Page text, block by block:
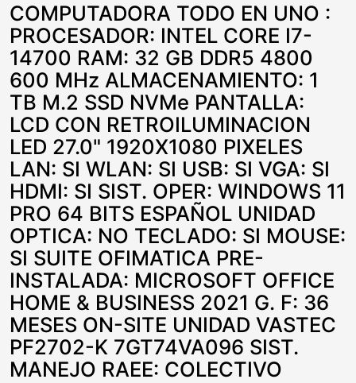
COMPUTADORA TODO EN UNO :
PROCESADOR: INTEL CORE I7-
14700 RAM: 32 GB DDR5 4800
600 MHz ALMACENAMIENTO: 1
TB M.2 SSD NVMe PANTALLA:
LCD CON RETROILUMINACION
LED 27.0" 1920X1080 PIXELES
LAN: SI WLAN: SI USB: SI VGA: SI
HDMI: SI SIST. OPER: WINDOWS 11
PRO 64 BITS ESPAÑOL UNIDAD
OPTICA: NO TECLADO: SI MOUSE:
SI SUITE OFIMATICA PRE-
INSTALADA: MICROSOFT OFFICE
HOME & BUSINESS 2021 G. F: 36
MESES ON-SITE UNIDAD VASTEC
PF2702-K 7GT74VA096 SIST.
MANEJO RAEE: COLECTIVO